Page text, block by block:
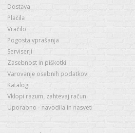
Dostava
Plačila
Vračilo
Pogosta vprašanja
Serviserji
Zasebnost in piškotki
Varovanje osebnih podatkov
Katalogi
Vklopi razum, zahtevaj račun
Uporabno - navodila in nasveti